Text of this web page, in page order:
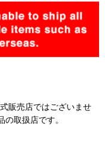
販売店ではございませ
取扱店です。